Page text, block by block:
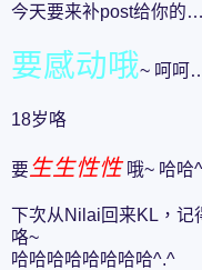
今天要来补post给
要感动哦~ 呵
18岁咯
要 生生性性哦~ 哈哈
下次从Nilai回来KL，记
咯~
哈哈哈哈哈哈哈哈^.^